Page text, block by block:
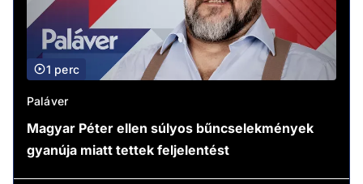
1 perc
Paláver
Magyar Péter ellen súlyos bűncselekmények
gyanúja miatt tettek feljelentést